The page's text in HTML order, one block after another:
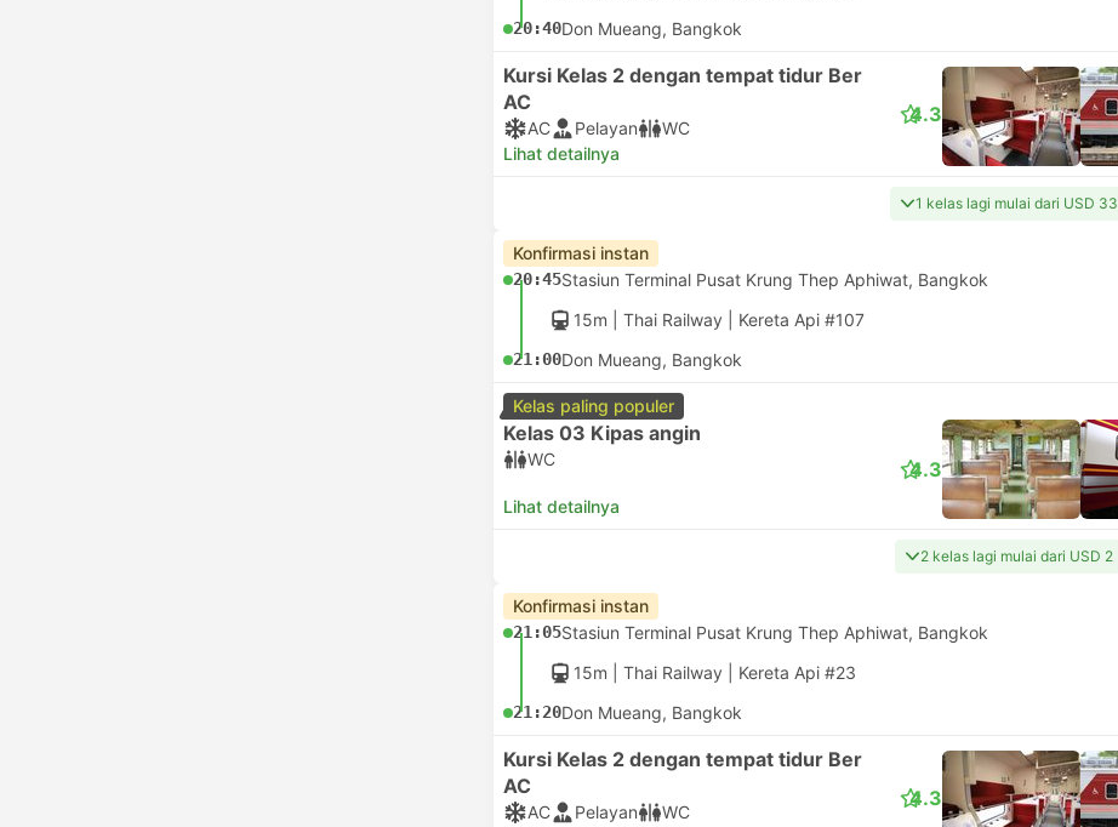
20:40Don Mueang, Bangkok
Kursi Kelas 2 dengan tempat tidur Ber
AC
AC Pelayan
WC
Lihat detailnya
4.3
1 kelas lagi mulai dari USD 33
Konfirmasi instan
20:45Stasiun Terminal Pusat Krung Thep Aphiwat, Bangkok
15m | Thai Railway Kereta Api #107
21:00Don Mueang, Bangkok
Kelas paling populer
Kelas 03 Kipas angin
WC
Lihat detailnya
4.3
2 kelas lagi mulai dari USD 2
Konfirmasi instan
21:05Stasiun Terminal Pusat Krung Thep Aphiwat, Bangkok
15m | Thai Railway Kereta Api #23
21:20Don Mueang, Bangkok
Kursi Kelas 2 dengan tempat tidur Ber
AC
AC Pelayan WC
4.3